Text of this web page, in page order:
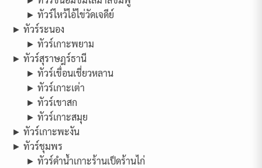
► ทัวร์ไหว้ไอ้ไข่วัดเจดีย์
► ทัวร์ระนอง
► ทัวร์เกาะพยาม
► ทัวร์สุราษฎร์ธานี
► ทัวร์เขื่อนเชี่ยวหลาน
► ทัวร์เกาะเต่า
► ทัวร์เขาสก
► ทัวร์เกาะสมุย
► ทัวร์เกาะพะงัน
► ทัวร์ชุมพร
► ทัวร์ดำน้ำเกาะร้านเป็ดร้านไก่